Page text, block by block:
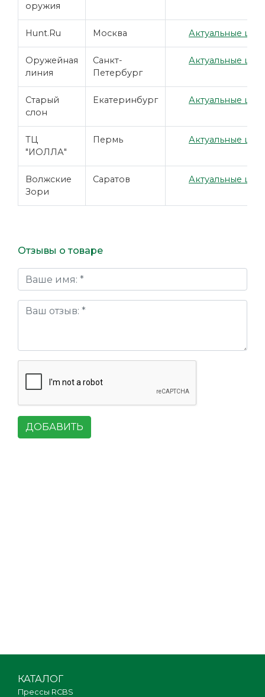
оружия
Hunt.Ru Москва Актуальные
Оружейная
линия
Санкт-
Петербург
Актуальные
Старый
слон
Екатеринбург Актуальные
ТЦ
"ИОЛЛА"
Пермь Актуальные
Волжские
Зори
Саратов Актуальные
Отзывы о товаре
ДОБАВИТЬ
КАТАЛОГ
Прессы RCBS